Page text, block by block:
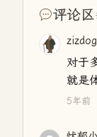
评论区
zizdog
对于
就是
5年前